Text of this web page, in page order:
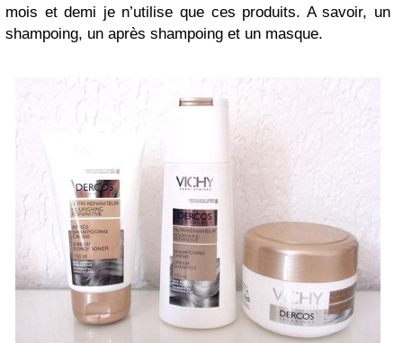
mois et demi je n’utilise que ces produits. A savoir, un
shampoing, un après shampoing et un masque.